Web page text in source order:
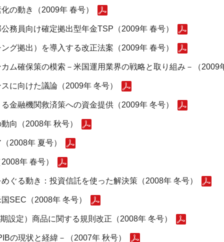
の動き（2009年 春号）
務員向け確定拠出型年金TSP（2009年 春号）
グ拠出）を導入する改正法案（2009年 春号）
ム確保策の模索－米国運用業界の戦略と取り組み－（2009
に向けた議論（2009年 冬号）
金融機関救済策への資金提供（2009年 冬号）
向（2008年 秋号）
2008年 夏号）
年 春号）
ぐる動き：投資信託を使った解決策（2008年 冬号）
SEC（2008年 冬号）
設定）商品に関する規則改正（2008年 冬号）
の現状と経緯－（2007年 秋号）